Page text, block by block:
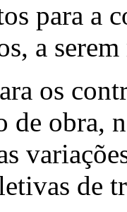
para a
a
os
de obra,
de